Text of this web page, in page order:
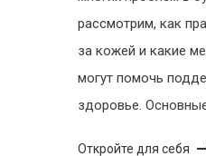
рассмотрим, как
за кожей и какие
могут помочь
здоровье.
Откройте для себя